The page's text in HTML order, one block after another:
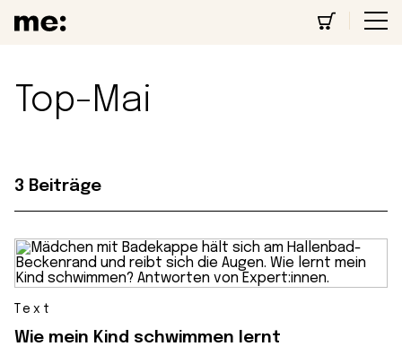
Top-Mai
3 Beiträge
Text
Wie mein Kind schwimmen lernt